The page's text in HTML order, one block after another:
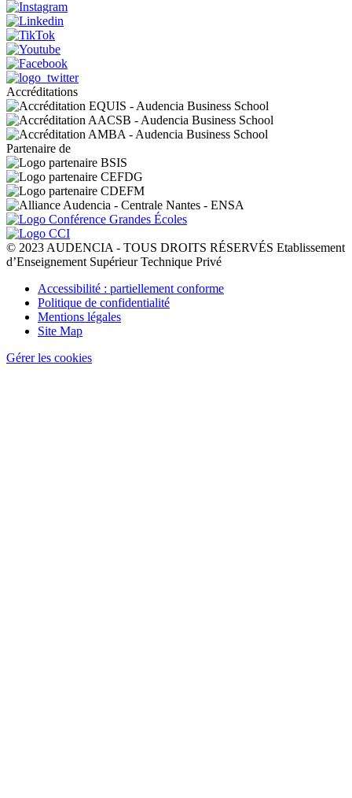
Accréditations
Partenaire de
© 2023 AUDENCIA - TOUS DROITS RÉSERVÉS Etablissement
d’Enseignement Supérieur Technique Privé
Pied
page
Accessibilité : partiellement conforme
Politique de confidentialité
Mentions légales
Site Map
Gérer les cookies